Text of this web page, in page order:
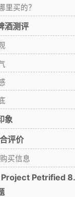
里买的？
酒测评
象
评价
买信息
Petrified